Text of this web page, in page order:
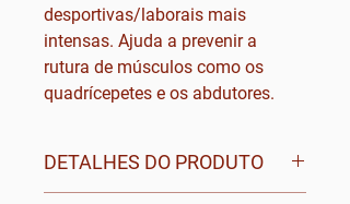
desportivas/laborais mais
intensas. Ajuda a prevenir a
rutura de músculos como os
quadrícepetes e os abdutores.
DETALHES DO PRODUTO